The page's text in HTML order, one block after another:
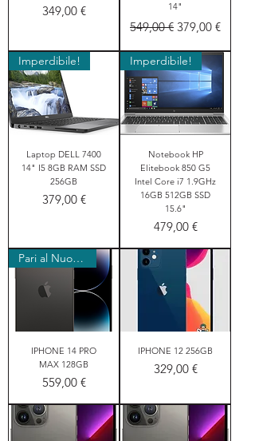
Prezzo
349,00 €
14"
Prezzo regolare
549,00 € Prezzo scontato
379,00 €
Imperdibile!
Laptop DELL 7400
14" I5 8GB RAM SSD
256GB
Prezzo
379,00 €
Imperdibile!
Notebook HP
Elitebook 850 G5
Intel Core i7 1.9GHz
16GB 512GB SSD
15.6"
Prezzo
479,00 €
Pari al Nuovo!
IPHONE 14 PRO
MAX 128GB
Prezzo
559,00 €
IPHONE 12 256GB
Prezzo
329,00 €